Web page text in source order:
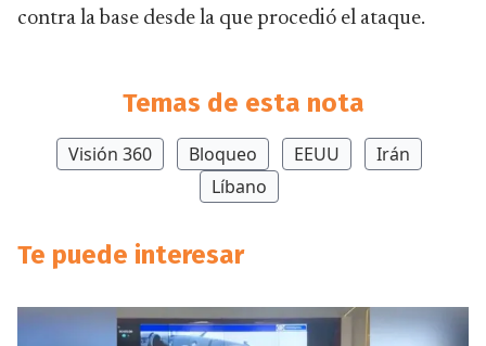
contra la base desde la que procedió el ataque.
Temas de esta nota
Visión 360 Bloqueo EEUU
Irán
Líbano
Te puede interesar